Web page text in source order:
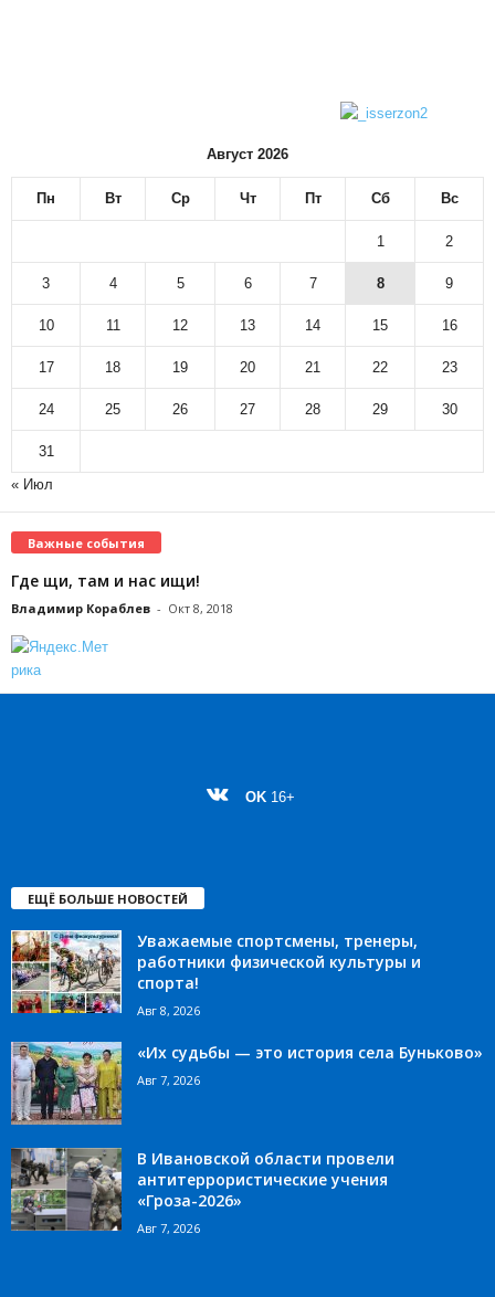
Август 2026
Пн Вт Ср Чт Пт Сб Вс
1 2
3 4 5 6 7 8 9
10 11 12 13 14 15 16
17 18 19 20 21 22 23
24 25 26 27 28 29 30
31
« Июл
Важные события
Где щи, там и нас ищи!
Владимир Кораблев - Окт 8, 2018
OK 16+
ЕЩЁ БОЛЬШЕ НОВОСТЕЙ
Уважаемые спортсмены, тренеры,
работники физической культуры и
спорта!
Авг 8, 2026
«Их судьбы — это история села Буньково»
Авг 7, 2026
В Ивановской области провели
антитеррористические учения
«Гроза-2026»
Авг 7, 2026